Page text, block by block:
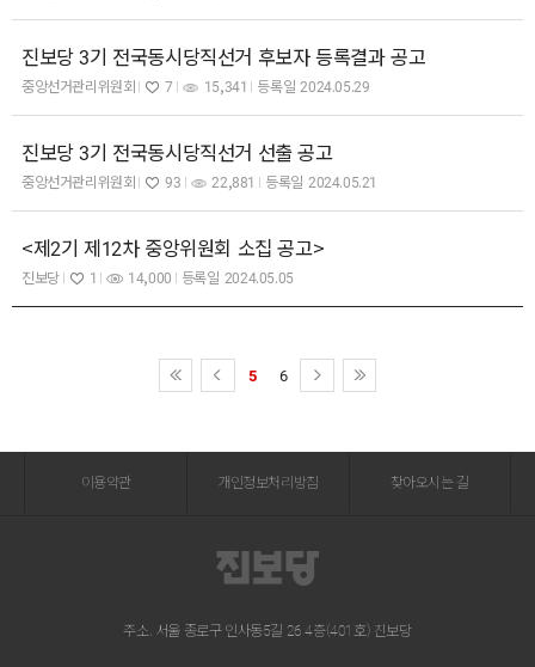
진보당 3기 전국동시당직선거 후보자 등록결과 공고
중앙선거관리위원회 7 15,341 등록일 2024.05.29
진보당 3기 전국동시당직선거 선출 공고
중앙선거관리위원회 93 22,881 등록일 2024.05.21
<제2기 제12차 중앙위원회 소집 공고>
진보당 1 14,000 등록일 2024.05.05
5 6
이용약관 개인정보처리방침 찾아오시는 길
주소. 서울 종로구 인사동5길 26 4층(401호) 진보당